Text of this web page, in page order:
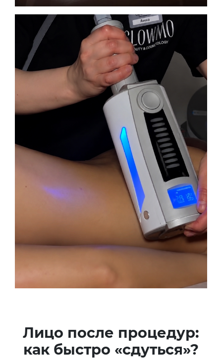
Лицо после процедур:
как быстро «сдуться»?